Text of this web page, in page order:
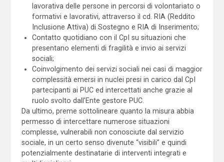
lavorativa delle persone in percorsi di volontariato o
formativi e lavorativi, attraverso il cd. RIA (Reddito
Inclusione Attiva) di Sostegno e RIA di Inserimento;
Contatto quotidiano con il CpI su situazioni che
presentano elementi di fragilità e invio ai servizi
sociali;
Coinvolgimento dei servizi sociali nei casi di maggior
complessità emersi in nuclei presi in carico dal CpI
partecipanti ai PUC ed intercettati anche grazie al
ruolo svolto dall’Ente gestore PUC.
Da ultimo, preme sottolineare quanto la misura abbia
permesso di intercettare numerose situazioni
complesse, vulnerabili non conosciute dal servizio
sociale, in un certo senso divenute “visibili” e quindi
potenzialmente destinatarie di interventi integrati e